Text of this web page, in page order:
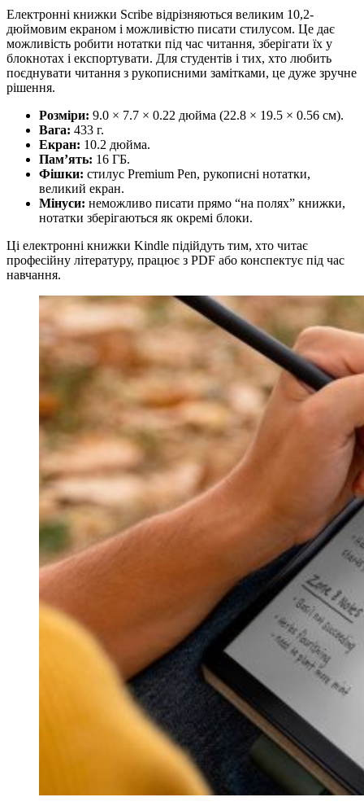
Електронні книжки Scribe відрізняються великим 10,2-
дюймовим екраном і можливістю писати стилусом. Це дає
можливість робити нотатки під час читання, зберігати їх у
блокнотах і експортувати. Для студентів і тих, хто любить
поєднувати читання з рукописними замітками, це дуже зручне
рішення.
Розміри: 9.0 × 7.7 × 0.22 дюйма (22.8 × 19.5 × 0.56 см).
Вага: 433 г.
Екран: 10.2 дюйма.
Пам’ять: 16 ГБ.
Фішки: стилус Premium Pen, рукописні нотатки,
великий екран.
Мінуси: неможливо писати прямо “на полях” книжки,
нотатки зберігаються як окремі блоки.
Ці електронні книжки Kindle підійдуть тим, хто читає
професійну літературу, працює з PDF або конспектує під час
навчання.